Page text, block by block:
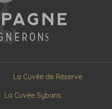
La Cuvée de Réserve
La Cuvée Sybaris